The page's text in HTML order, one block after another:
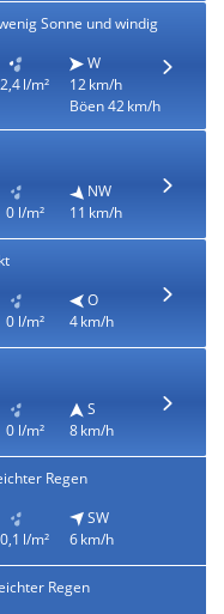
Sonne und windig
2,4 l/m²
W
12 km/h
Böen 42 km/h
0 l/m²
NW
11 km/h
0 l/m²
O
4 km/h
0 l/m²
S
8 km/h
Regen
0,1 l/m²
SW
6 km/h
Regen